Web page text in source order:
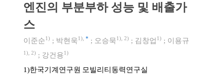
엔진의 부분부하 성능 및 배출가
스
이준순1) ; 박현욱1) * ; 오승묵1) 2) ; 김창업 1) ; 이용규
1) 2) ; 강건용1)
1)한국기계연구원 모빌리티동력연구실